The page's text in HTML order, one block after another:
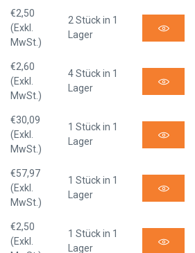
€2,50
(Exkl.
MwSt.)
2 Stück in 1
Lager
€2,60
(Exkl.
MwSt.)
4 Stück in 1
Lager
€30,09
(Exkl.
MwSt.)
1 Stück in 1
Lager
€57,97
(Exkl.
MwSt.)
1 Stück in 1
Lager
€2,50
(Exkl.
1 Stück in 1
Lager